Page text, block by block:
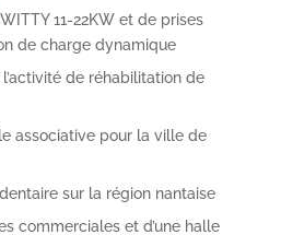
11-22KW et de prises
de charge dynamique
de réhabilitation de
associative pour la ville de
dentaire sur la région nantaise
commerciales et d’une halle